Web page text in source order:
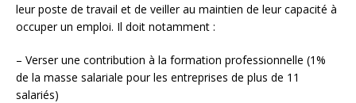
leur poste de travail et de veiller au maintien de leur capacité à
occuper un emploi. Il doit notamment :
– Verser une contribution à la formation professionnelle (1%
de la masse salariale pour les entreprises de plus de 11
salariés)